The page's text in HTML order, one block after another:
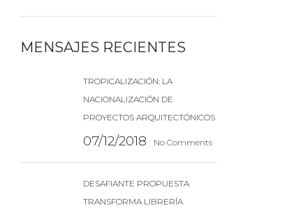
MENSAJES RECIENTES
TROPICALIZACIÓN: LA
NACIONALIZACIÓN DE
PROYECTOS ARQUITECTÓNICOS
07/12/2018 No Comments
DESAFIANTE PROPUESTA
TRANSFORMA LIBRERÍA